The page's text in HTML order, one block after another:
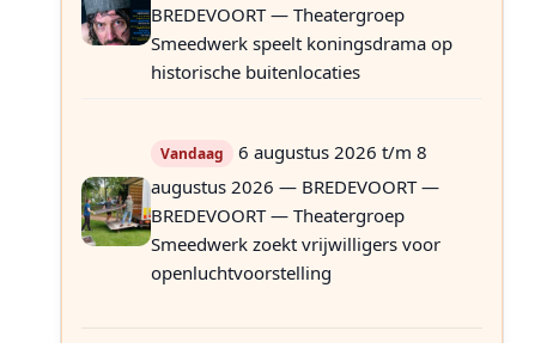
BREDEVOORT — Theatergroep
Smeedwerk speelt koningsdrama op
historische buitenlocaties
Vandaag
6 augustus 2026 t/m 8
augustus 2026 — BREDEVOORT —
BREDEVOORT — Theatergroep
Smeedwerk zoekt vrijwilligers voor
openluchtvoorstelling